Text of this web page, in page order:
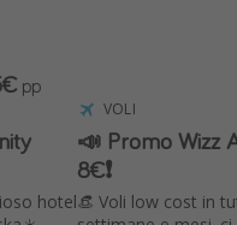
hotel
pp
VOLI
📣 Promo Wizz
8€❗️
👒 Voli low cost in